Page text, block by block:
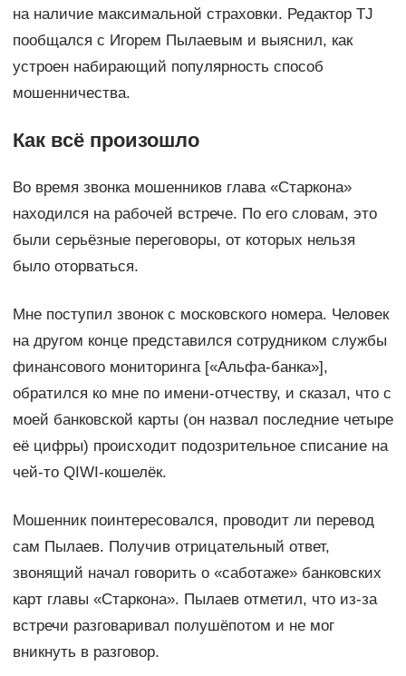
на наличие максимальной страховки. Редактор TJ
пообщался с Игорем Пылаевым и выяснил, как
устроен набирающий популярность способ
мошенничества.
Как всё произошло
Во время звонка мошенников глава «Старкона»
находился на рабочей встрече. По его словам, это
были серьёзные переговоры, от которых нельзя
было оторваться.
Мне поступил звонок с московского номера. Человек
на другом конце представился сотрудником службы
финансового мониторинга [«Альфа-банка»],
обратился ко мне по имени-отчеству, и сказал, что с
моей банковской карты (он назвал последние четыре
её цифры) происходит подозрительное списание на
чей-то QIWI-кошелёк.
Мошенник поинтересовался, проводит ли перевод
сам Пылаев. Получив отрицательный ответ,
звонящий начал говорить о «саботаже» банковских
карт главы «Старкона». Пылаев отметил, что из-за
встречи разговаривал полушёпотом и не мог
вникнуть в разговор.